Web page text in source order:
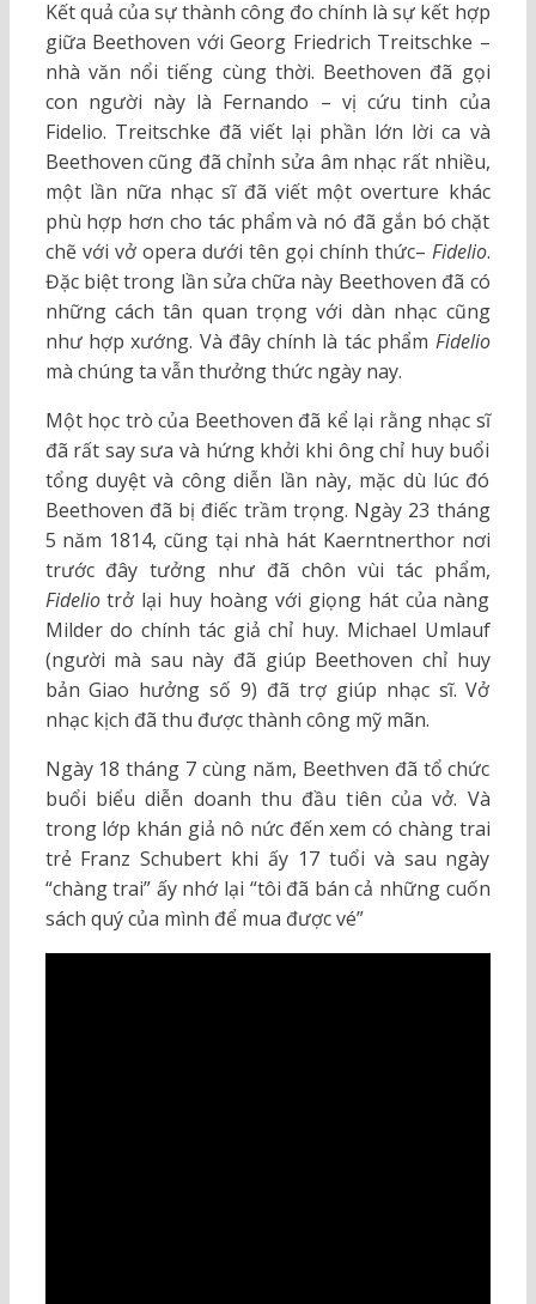
Kết quả của sự thành công đo chính là sự kết hợp
giữa Beethoven với Georg Friedrich Treitschke –
nhà văn nổi tiếng cùng thời. Beethoven đã gọi
con người này là Fernando – vị cứu tinh của
Fidelio. Treitschke đã viết lại phần lớn lời ca và
Beethoven cũng đã chỉnh sửa âm nhạc rất nhiều,
một lần nữa nhạc sĩ đã viết một overture khác
phù hợp hơn cho tác phẩm và nó đã gắn bó chặt
chẽ với vở opera dưới tên gọi chính thức– Fidelio.
Đặc biệt trong lần sửa chữa này Beethoven đã có
những cách tân quan trọng với dàn nhạc cũng
như hợp xướng. Và đây chính là tác phẩm Fidelio
mà chúng ta vẫn thưởng thức ngày nay.
Một học trò của Beethoven đã kể lại rằng nhạc sĩ
đã rất say sưa và hứng khởi khi ông chỉ huy buổi
tổng duyệt và công diễn lần này, mặc dù lúc đó
Beethoven đã bị điếc trầm trọng. Ngày 23 tháng
5 năm 1814, cũng tại nhà hát Kaerntnerthor nơi
trước đây tưởng như đã chôn vùi tác phẩm,
Fideliotrở lại huy hoàng với giọng hát của nàng
Milder do chính tác giả chỉ huy. Michael Umlauf
(người mà sau này đã giúp Beethoven chỉ huy
bản Giao hưởng số 9) đã trợ giúp nhạc sĩ. Vở
nhạc kịch đã thu được thành công mỹ mãn.
Ngày 18 tháng 7 cùng năm, Beethven đã tổ chức
buổi biểu diễn doanh thu đầu tiên của vở. Và
trong lớp khán giả nô nức đến xem có chàng trai
trẻ Franz Schubert khi ấy 17 tuổi và sau ngày
“chàng trai” ấy nhớ lại “tôi đã bán cả những cuốn
sách quý của mình để mua được vé”